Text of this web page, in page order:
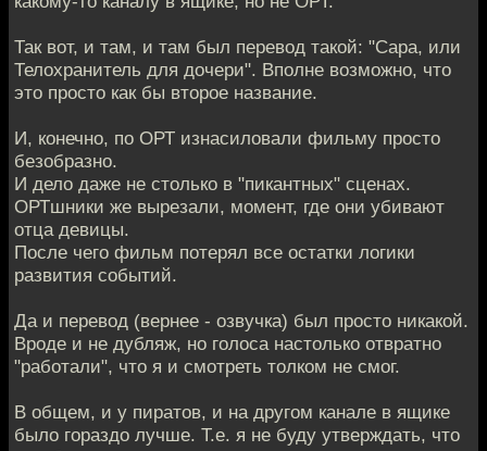
Так вот, и там, и там был перевод такой: "Сара, или
Телохранитель для дочери". Вполне возможно, что
это просто как бы второе название.
И, конечно, по ОРТ изнасиловали фильму просто
безобразно.
И дело даже не столько в "пикантных" сценах.
ОРТшники же вырезали, момент, где они убивают
отца девицы.
После чего фильм потерял все остатки логики
развития событий.
Да и перевод (вернее - озвучка) был просто никакой.
Вроде и не дубляж, но голоса настолько отвратно
"работали", что я и смотреть толком не смог.
В общем, и у пиратов, и на другом канале в ящике
было гораздо лучше. Т.е. я не буду утверждать, что